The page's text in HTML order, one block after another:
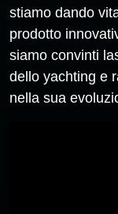
stiamo dando
prodotto
siamo convinti
dello yachting e
nella sua